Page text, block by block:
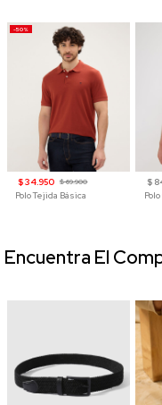
-50%
$ 34.950 $ 69.900
Polo Tejida Básica
$
Encuentra El